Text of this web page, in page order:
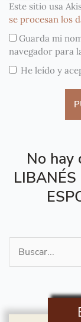
Este sitio usa
se procesan los
Guarda mi
navegador para
He leído y
No hay
Buscar
por: